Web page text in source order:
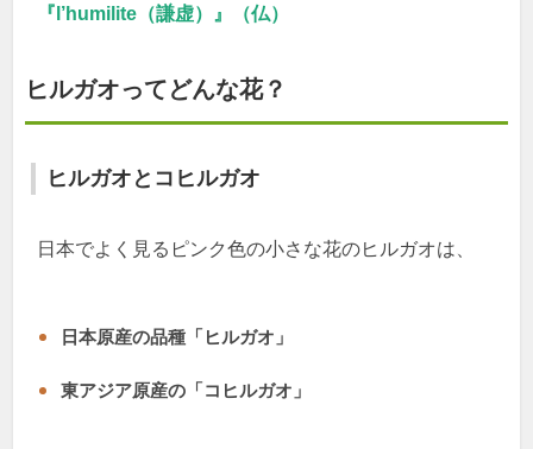
『l’humilite（謙虚）』（仏）
ヒルガオってどんな花？
ヒルガオとコヒルガオ
日本でよく見るピンク色の小さな花のヒルガオは、
日本原産の品種「ヒルガオ」
東アジア原産の「コヒルガオ」